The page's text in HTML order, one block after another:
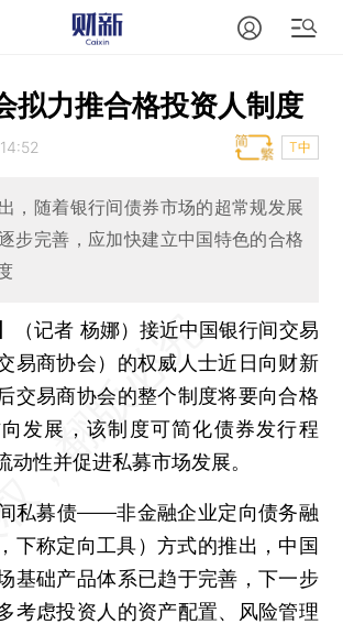
拟力推合格投资人制度
T中
，随着银行间债券市场的超常规发展
步完善，应加快建立中国特色的合格
（记者 杨娜） 接近中国银行间交易
易商协会）的权威人士近日向财新
交易商协会的整个制度将要向合格
发展，该制度可简化债券发行程
动性并促进私募市场发展。
募债——非金融企业定向债务融
下称定向工具）方式的推出，中国
基础产品体系已趋于完善，下一步
考虑投资人的资产配置、风险管理